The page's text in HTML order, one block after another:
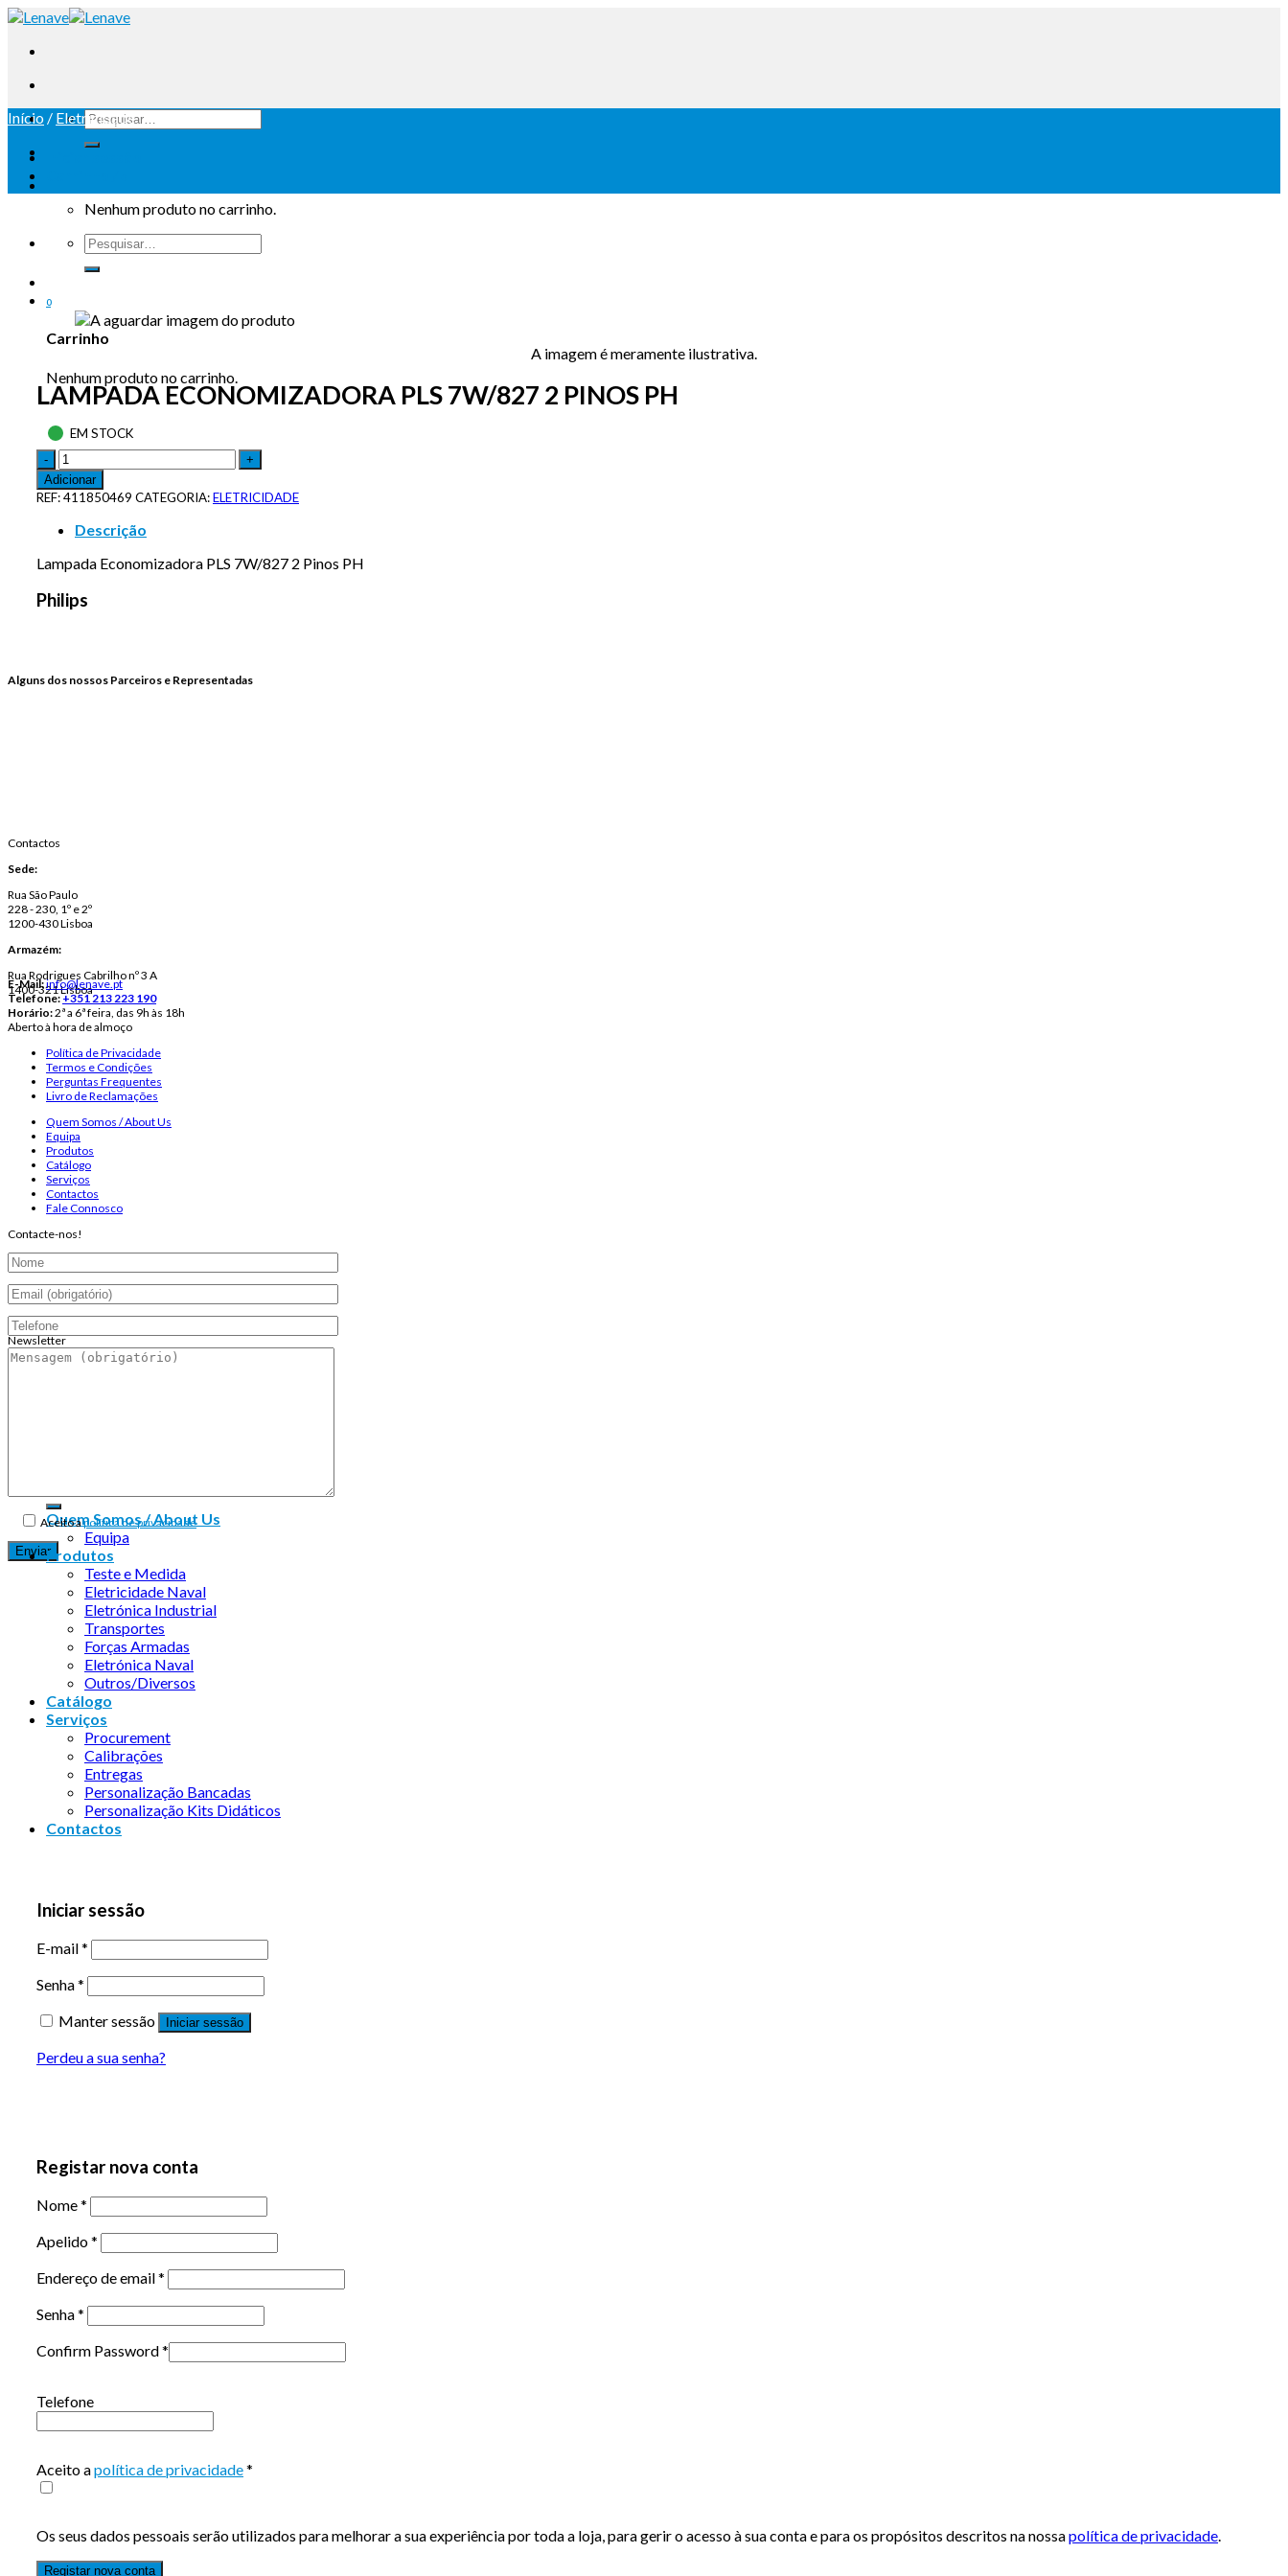
Nenhum produto no carrinho.
0
Carrinho
Nenhum produto no carrinho.
Início / Eletricidade
A imagem é meramente ilustrativa.
LAMPADA ECONOMIZADORA PLS 7W/827 2 PINOS PH
EM STOCK
Adicionar
REF:411850469 CATEGORIA:ELETRICIDADE
Descrição
Lampada Economizadora PLS 7W/827 2 Pinos PH
Philips
Alguns dos nossos Parceiros e Representadas
Contactos
Sede:
Rua São Paulo
228 - 230, 1º e 2º
1200-430 Lisboa
Armazém:
Rua Rodrigues Cabrilho nº 3 A
1400-321 Lisboa
E-Mail:info@lenave.pt
Telefone:+351 213 223 190
Horário:2ª a 6ª feira, das 9h às 18h
Aberto à hora de almoço
Política de Privacidade
Termos e Condições
Perguntas Frequentes
Livro de Reclamações
Quem Somos / About Us
Equipa
Produtos
Catálogo
Serviços
Contactos
Fale Connosco
Contacte-nos!
Aceito apolítica de privacidade
Newsletter
Endereço de email:
Quem Somos / About Us
Equipa
Produtos
Teste e Medida
Eletricidade Naval
Eletrónica Industrial
Transportes
Forças Armadas
Eletrónica Naval
Outros/Diversos
Catálogo
Serviços
Procurement
Calibrações
Entregas
Personalização Bancadas
Personalização Kits Didáticos
Contactos
Iniciar sessão
E-mail*
Senha*
Manter sessão
Iniciar sessão
Perdeu a sua senha?
Registar nova conta
Nome*
Apelido*
Endereço de email*
Senha*
Confirm Password*
Telefone
Aceito apolítica de privacidade*
Os seus dados pessoais serão utilizados para melhorar a sua experiência por toda a loja, para gerir o acesso à sua conta e para os propósitos descritos na nossapolítica de privacidade.
Registar nova conta